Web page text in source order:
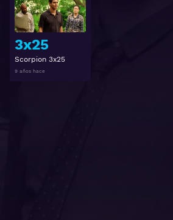
3x25
Scorpion 3x25
9 años hace